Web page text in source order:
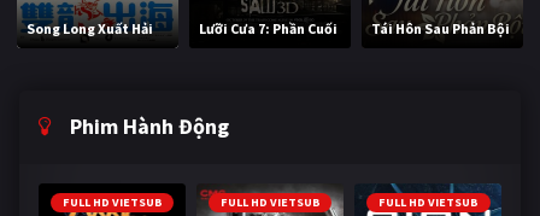
Song Long Xuất Hải Lưỡi Cưa 7: Phần Cuối Tái Hôn Sau Phản Bội
Phim Hành Động
FULL HD VIETSUB FULL HD VIETSUB FULL HD VIETSUB